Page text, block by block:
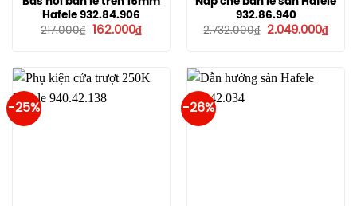
Hafele 932.84.906
217.000₫
Giá
162.000₫Giá
hiện
162.000₫.
932.86.940
2.732.000₫
Giá
2.049.000₫Giá
hiện
-25% -26%